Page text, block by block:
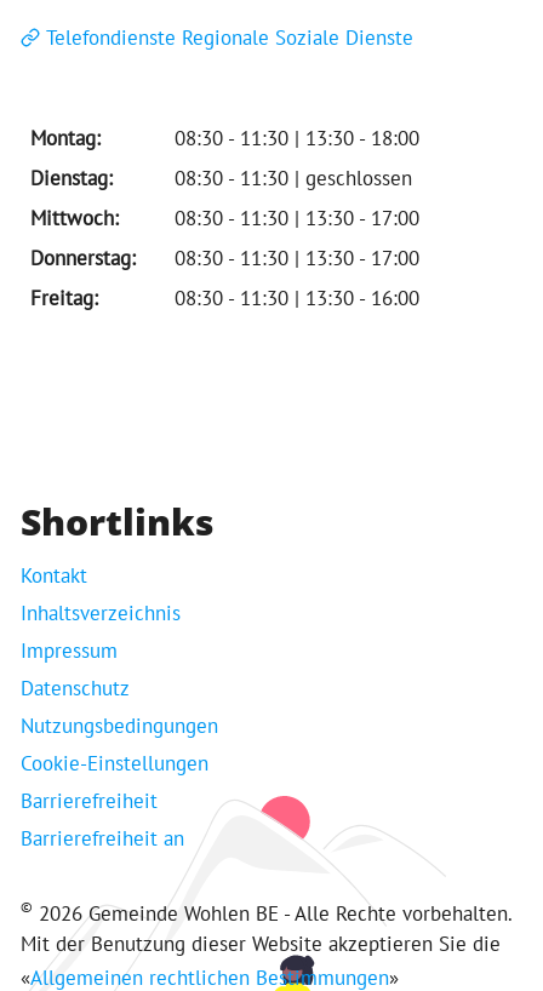
Telefondienste Regionale Soziale Dienste
Montag:
08:30 - 11:30 | 13:30 - 18:00
Dienstag:
08:30 - 11:30 | geschlossen
Mittwoch:
08:30 - 11:30 | 13:30 - 17:00
Donnerstag:
08:30 - 11:30 | 13:30 - 17:00
Freitag:
08:30 - 11:30 | 13:30 - 16:00
Shortlinks
Kontakt
Inhaltsverzeichnis
Impressum
Datenschutz
Nutzungsbedingungen
Cookie-Einstellungen
Barrierefreiheit
Barrierefreiheit an
© 2026 Gemeinde Wohlen BE - Alle Rechte vorbehalten.
Mit der Benutzung dieser Website akzeptieren Sie die
«Allgemeinen rechtlichen Bestimmungen»